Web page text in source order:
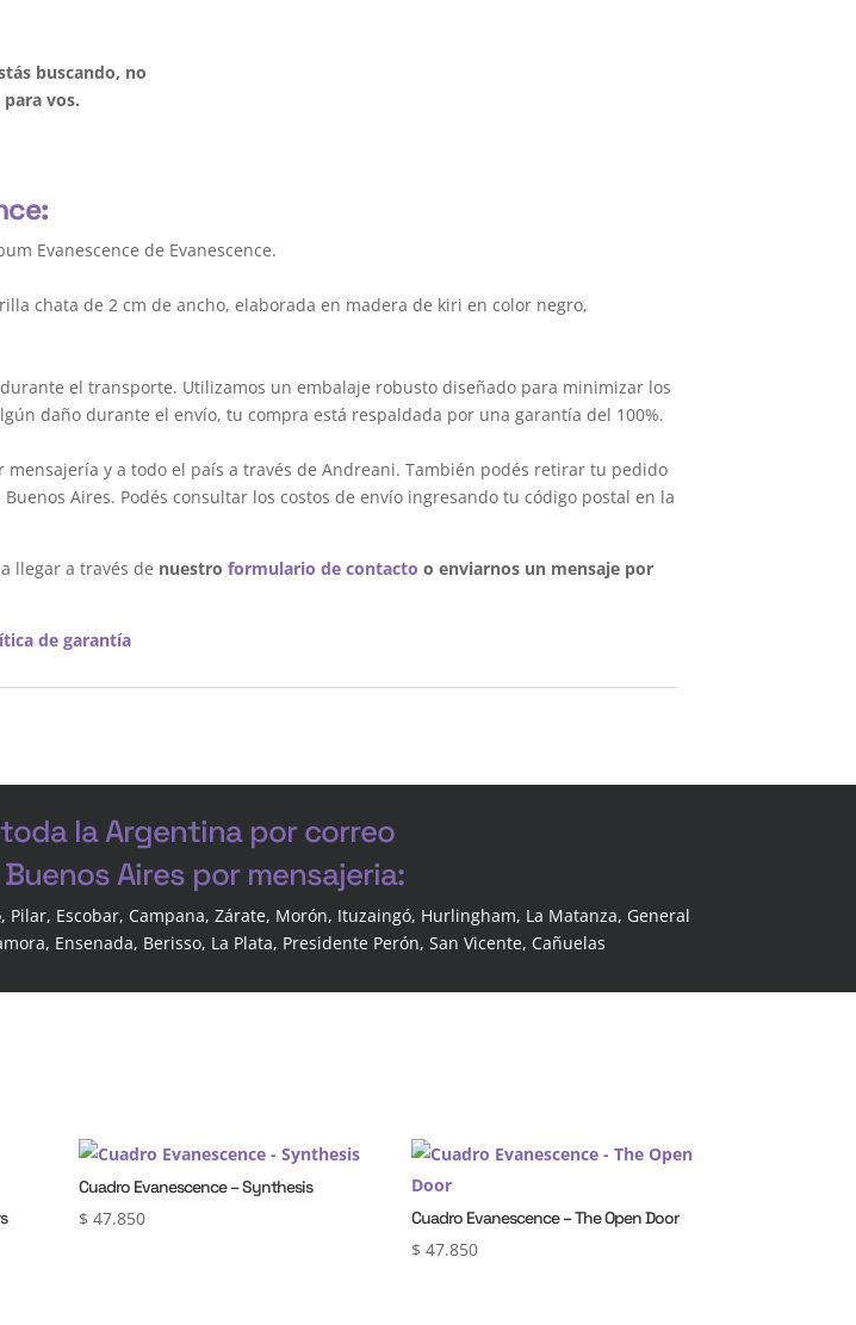
buscando, no
vos.
Evanescence de Evanescence.
chata de 2 cm de ancho, elaborada en madera de kiri en color negro,
el transporte. Utilizamos un embalaje robusto diseñado para minimizar los
daño durante el envío, tu compra está respaldada por una garantía del 100%.
mensajería y a todo el país a través de Andreani. También podés retirar tu pedido
Aires. Podés consultar los costos de envío ingresando tu código postal en la
llegar a través de nuestroformulario de contacto o enviarnos un mensaje por
de garantía
la Argentina por correo
Buenos Aires por mensajeria:
Escobar, Campana, Zárate, Morón, Ituzaingó, Hurlingham, La Matanza, General
Ensenada, Berisso, La Plata, Presidente Perón, San Vicente, Cañuelas
Cuadro Evanescence – Synthesis
$ 47.850 Cuadro Evanescence – The Open Door
$ 47.850